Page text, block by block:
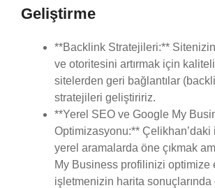
Geliştirme
**Backlink Stratejileri:**
ve otoritesini artırmak için
sitelerden geri bağlantılar
stratejileri geliştiririz.
**Yerel SEO ve Google My
Optimizasyonu:** Çelikhan’daki
yerel aramalarda öne çıkmak
My Business profilinizi optimize
işletmenizin harita